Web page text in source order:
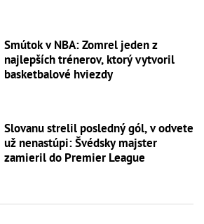
Smútok v NBA: Zomrel jeden z
najlepších trénerov, ktorý vytvoril
basketbalové hviezdy
Slovanu strelil posledný gól, v odvete
už nenastúpi: Švédsky majster
zamieril do Premier League